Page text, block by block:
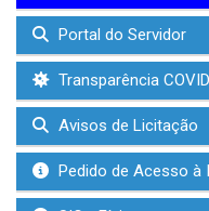
Portal do Servidor
Transparência
Avisos de Licitação
Pedido de Acesso